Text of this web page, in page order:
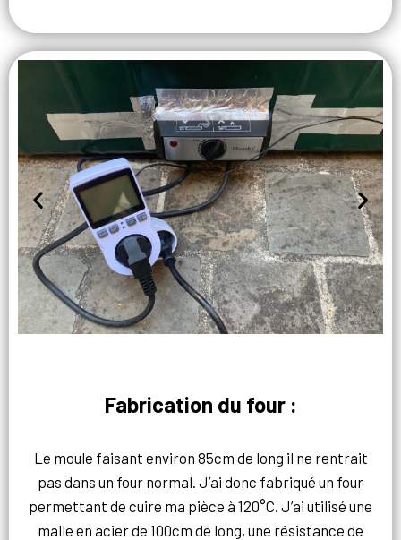
Fabrication du four :
Le moule faisant environ 85cm de long il ne rentrait
pas dans un four normal. J’ai donc fabriqué un four
permettant de cuire ma pièce à 120°C. J’ai utilisé une
malle en acier de 100cm de long, une résistance de